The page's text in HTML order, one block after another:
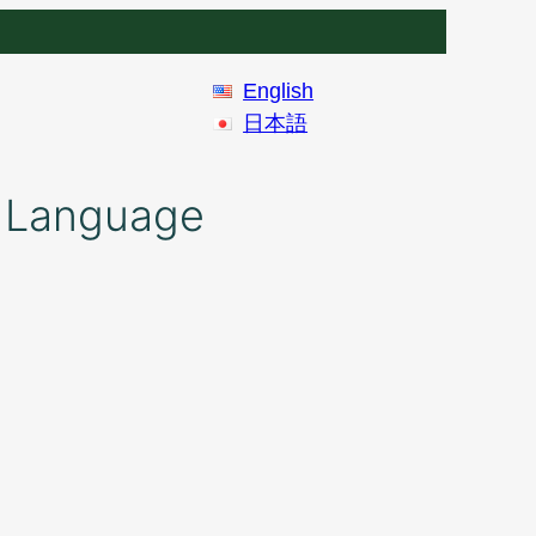
English
日本語